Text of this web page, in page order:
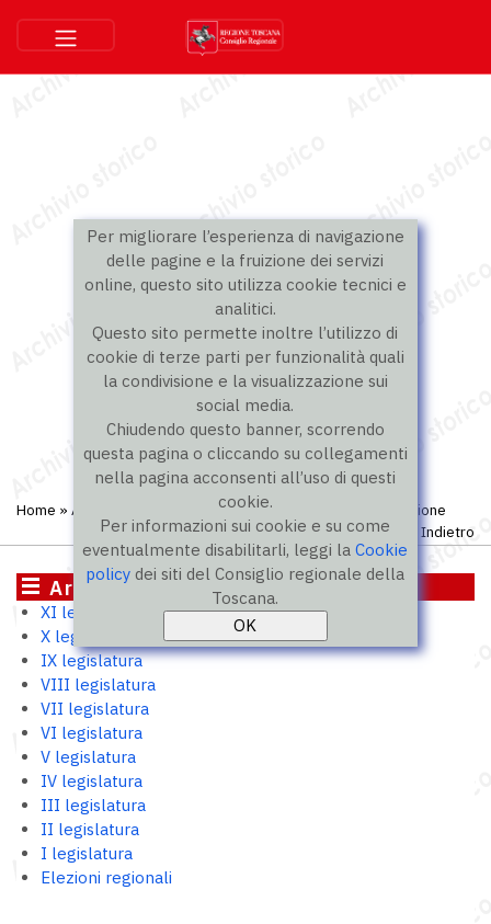
Per migliorare l’esperienza di navigazione
delle pagine e la fruizione dei servizi
online, questo sito utilizza cookie tecnici e
analitici.
Questo sito permette inoltre l’utilizzo di
cookie di terze parti per funzionalità quali
la condivisione e la visualizzazione sui
social media.
Chiudendo questo banner, scorrendo
questa pagina o cliccando su collegamenti
nella pagina acconsenti all’uso di questi
cookie.
Per informazioni sui cookie e su come
eventualmente disabilitarli, leggi laCookie
policy dei siti del Consiglio regionale della
Toscana.
Home » Archivio storico IX legislatura
» Portavoce opposizione
Indietro
Archivio storico
XI legislatura
X legislatura
IX legislatura
VIII legislatura
VII legislatura
VI legislatura
V legislatura
IV legislatura
III legislatura
II legislatura
I legislatura
Elezioni regionali